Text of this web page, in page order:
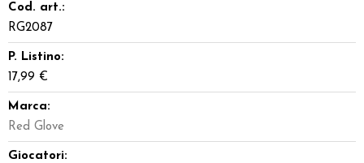
Cod. art.:
RG2087
P. Listino:
17,99 €
Marca:
Red Glove
Giocatori: